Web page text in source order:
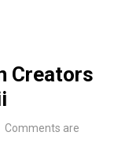
Creators
Comments are